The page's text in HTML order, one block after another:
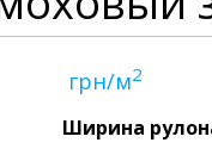
грн/м2
Ширина